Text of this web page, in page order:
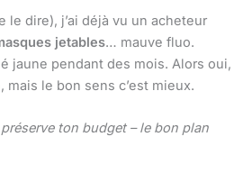
le dire), j’ai déjà vu un acheteur
jetables… mauve fluo.
jaune pendant des mois. Alors oui,
mais le bon sens c’est mieux.
ton budget – le bon plan